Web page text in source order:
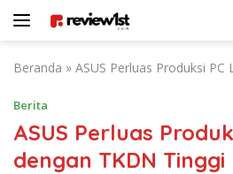
Beranda » ASUS Perluas Produksi
Berita
ASUS Perluas
dengan TKDN Tinggi